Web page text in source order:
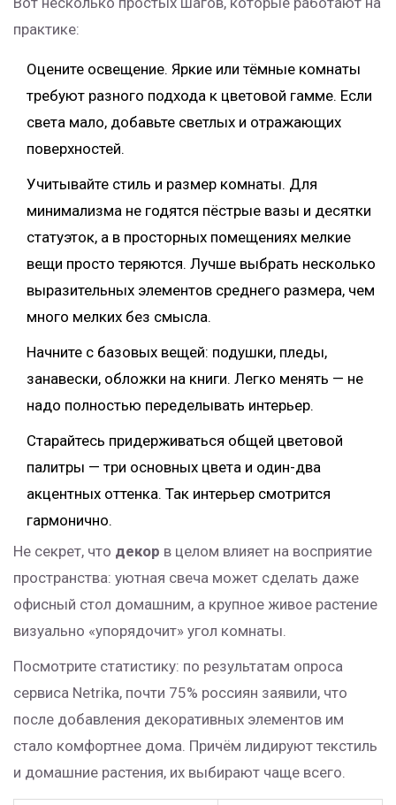
практике:
Оцените освещение. Яркие или тёмные комнаты
требуют разного подхода к цветовой гамме. Если
света мало, добавьте светлых и отражающих
поверхностей.
Учитывайте стиль и размер комнаты. Для
минимализма не годятся пёстрые вазы и десятки
статуэток, а в просторных помещениях мелкие
вещи просто теряются. Лучше выбрать несколько
выразительных элементов среднего размера, чем
много мелких без смысла.
Начните с базовых вещей: подушки, пледы,
занавески, обложки на книги. Легко менять — не
надо полностью переделывать интерьер.
Старайтесь придерживаться общей цветовой
палитры — три основных цвета и один-двa
акцентных оттенка. Так интерьер смотрится
гармонично.
Не секрет, что декор в целом влияет на восприятие
пространства: уютная свеча может сделать даже
офисный стол домашним, а крупное живое растение
визуально «упорядочит» угол комнаты.
Посмотрите статистику: по результатам опроса
сервиса Netrika, почти 75% россиян заявили, что
после добавления декоративных элементов им
стало комфортнее дома. Причём лидируют текстиль
и домашние растения, их выбирают чаще всего.